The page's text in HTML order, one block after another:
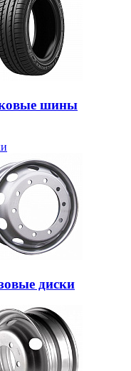
шины
диски